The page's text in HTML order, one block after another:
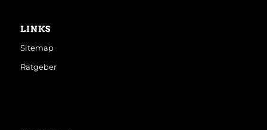
LINKS
Sitemap
Ratgeber